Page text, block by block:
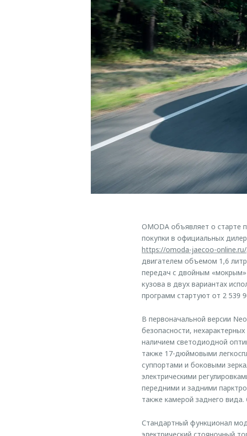
OMODA объявляет о старте
покупки в официальных
https://omoda-jaecoo-online.ru/
двигателем объемом 1,6
передач с двойным
кузова в двух вариантах
программ стартуют от 2 539
В первоначальной версии
безопасности,
наличием светодиодной
также 17-дюймовыми
суппортами и боковыми
электрическими
передними и задними
также камерой заднего
Стандартный функционал